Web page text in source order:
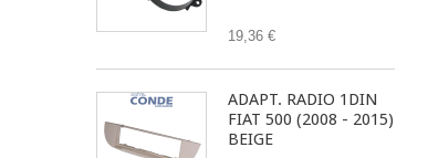
19,36 €
ADAPT. RADIO 1DIN
FIAT 500 (2008 - 2015)
BEIGE